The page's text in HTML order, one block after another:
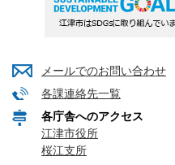
メールでのお問い合わせ
各課連絡先一覧
各庁舎へのアクセス
江津市役所
桜江支所